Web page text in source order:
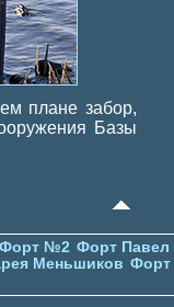
плане забор,
Базы
Форт №2 Форт Павел
Меньшиков Форт